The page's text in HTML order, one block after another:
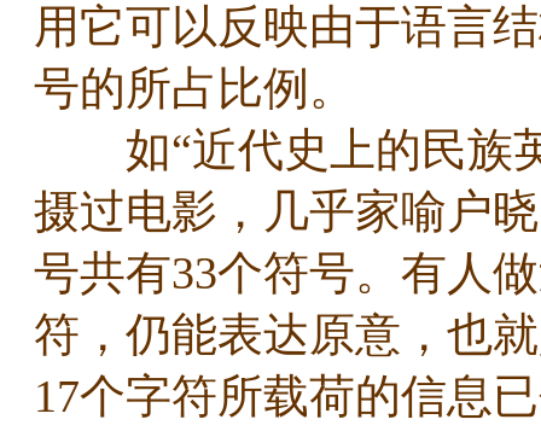
用它可以反映由于语言
号的所占比例。
如“近代史上的民族
摄过电影，几乎家喻户
号共有33个符号。有人
符，仍能表达原意，也
17个字符所载荷的信息